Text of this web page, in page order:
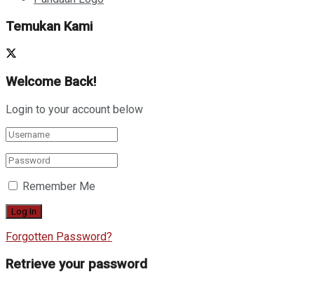
Temukan Kami
Welcome Back!
Login to your account below
Remember Me
Forgotten Password?
Retrieve your password